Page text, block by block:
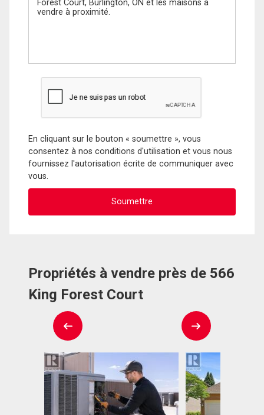
En cliquant sur le bouton « soumettre », vous
consentez à nos conditions d'utilisation et vous nous
fournissez l'autorisation écrite de communiquer avec
vous.
Propriétés à vendre près de 566
King Forest Court